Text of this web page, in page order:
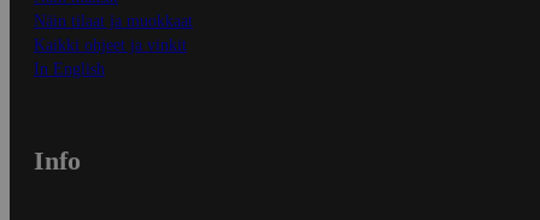
Näin tilaat ja muokkaat
Kaikki ohjeet ja vinkit
In English
Info